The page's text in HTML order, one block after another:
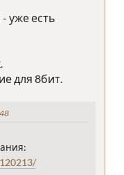
уже есть
для 8бит.